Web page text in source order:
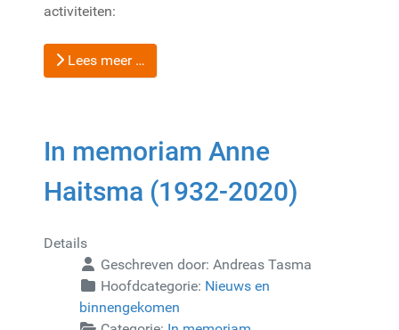
activiteiten:
Lees meer …
In memoriam Anne
Haitsma (1932-2020)
Details
Geschreven door: Andreas Tasma
Hoofdcategorie: Nieuws en
binnengekomen